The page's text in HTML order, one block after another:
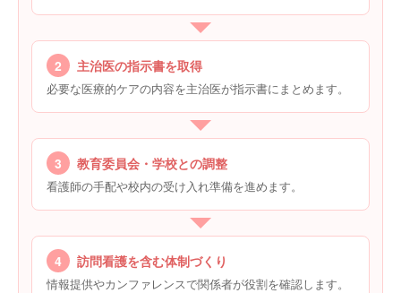
2 主治医の指示書を取得
必要な医療的ケアの内容を主治医が指示書にまとめます。
3 教育委員会・学校との調整
看護師の手配や校内の受け入れ準備を進めます。
4 訪問看護を含む体制づくり
情報提供やカンファレンスで関係者が役割を確認します。